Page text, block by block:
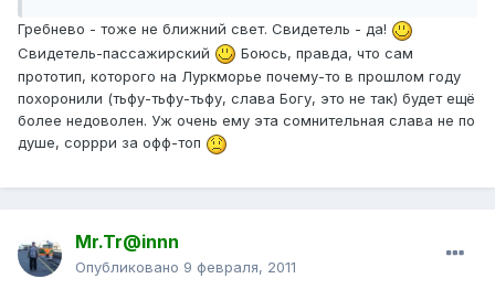
Гребнево - тоже не ближний свет. Свидетель - да!
Свидетель-пассажирский
Боюсь, правда, что сам
прототип, которого на Луркморье почему-то в прошлом году
похоронили (тьфу-тьфу-тьфу, слава Богу, это не так) будет ещё
более недоволен. Уж очень ему эта сомнительная слава не по
душе, соррри за офф-топ
Mr.Tr@innn
Опубликовано 9 февраля, 2011